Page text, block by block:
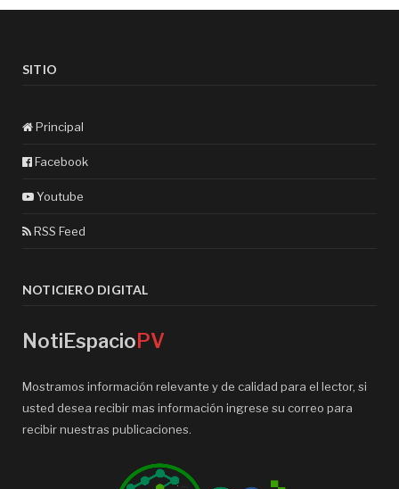
SITIO
Principal
Facebook
Youtube
RSS Feed
NOTICIERO DIGITAL
NotiEspacioPV
Mostramos información relevante y de calidad para el lector, si
usted desea recibir mas información ingrese su correo para
recibir nuestras publicaciones.